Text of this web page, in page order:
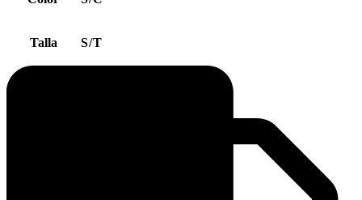
Talla S/T